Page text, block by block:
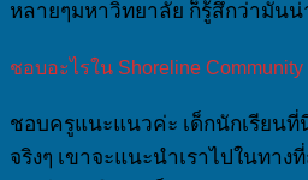
หลายๆมหาวิทยาลัย ก็รู้สึกว่ามันน่
ชอบอะไรใน Shoreline Community
ชอบครูแนะแนวค่ะ เด็กนักเรียน
จริงๆ เขาจะแนะนำเราไปในทาง